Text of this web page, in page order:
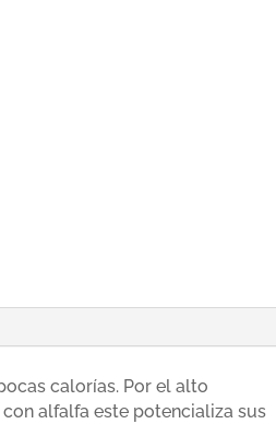
calorías. Por el alto
alfalfa este potencializa sus